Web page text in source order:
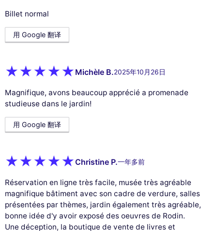
Billet normal
用 Google 翻译
Michèle B.2025年10月26日
Magnifique, avons beaucoup apprécié a promenade
studieuse dans le jardin!
用 Google 翻译
Christine P.一年多前
Réservation en ligne très facile, musée très agréable
magnifique bâtiment avec son cadre de verdure, salles
présentées par thèmes, jardin également très agréable,
bonne idée d'y avoir exposé des oeuvres de Rodin.
Une déception, la boutique de vente de livres et